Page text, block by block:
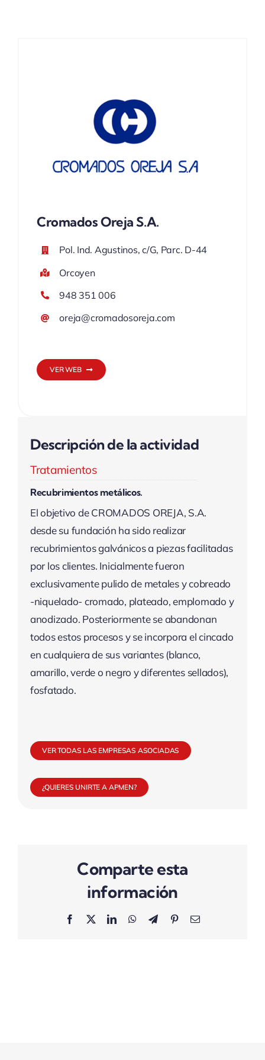
Cromados Oreja S.A.
Pol. Ind. Agustinos, c/G, Parc. D-44
Orcoyen
948 351 006
oreja@cromadosoreja.com
VER WEB
Descripción de la actividad
Tratamientos
Recubrimientos metálicos.
El objetivo de CROMADOS OREJA, S.A.
desde su fundación ha sido realizar
recubrimientos galvánicos a piezas facilitadas
por los clientes. Inicialmente fueron
exclusivamente pulido de metales y cobreado
-niquelado- cromado, plateado, emplomado y
anodizado. Posteriormente se abandonan
todos estos procesos y se incorpora el cincado
en cualquiera de sus variantes (blanco,
amarillo, verde o negro y diferentes sellados),
fosfatado.
VER TODAS LAS EMPRESAS ASOCIADAS
¿QUIERES UNIRTE A APMEN?
Comparte esta
información
Facebook
X LinkedInWhatsAppTelegramPinterestCorreo